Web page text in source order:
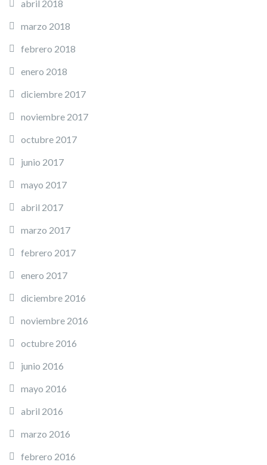
abril 2018
marzo 2018
febrero 2018
enero 2018
diciembre 2017
noviembre 2017
octubre 2017
junio 2017
mayo 2017
abril 2017
marzo 2017
febrero 2017
enero 2017
diciembre 2016
noviembre 2016
octubre 2016
junio 2016
mayo 2016
abril 2016
marzo 2016
febrero 2016